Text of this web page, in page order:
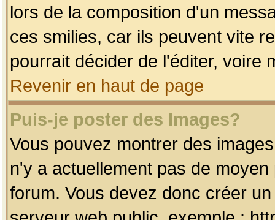
lors de la composition d'un
ces smilies, car ils peuvent vite
pourrait décider de l'éditer, voire
Revenir en haut de page
Puis-je poster des Images?
Vous pouvez montrer des
n'y a actuellement pas de
forum. Vous devez donc créer